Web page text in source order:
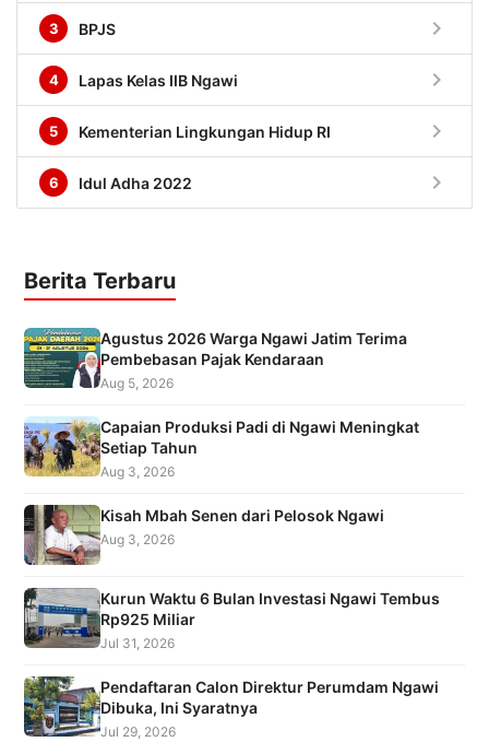
3 BPJS chevron_right
4 Lapas Kelas IIB Ngawi chevron_right
5 Kementerian Lingkungan Hidup RI chevron_right
6 Idul Adha 2022 chevron_right
Berita Terbaru
Agustus 2026 Warga Ngawi Jatim Terima
Pembebasan Pajak Kendaraan
Aug 5, 2026
Capaian Produksi Padi di Ngawi Meningkat
Setiap Tahun
Aug 3, 2026
Kisah Mbah Senen dari Pelosok Ngawi
Aug 3, 2026
Kurun Waktu 6 Bulan Investasi Ngawi Tembus
Rp925 Miliar
Jul 31, 2026
Pendaftaran Calon Direktur Perumdam Ngawi
Dibuka, Ini Syaratnya
Jul 29, 2026